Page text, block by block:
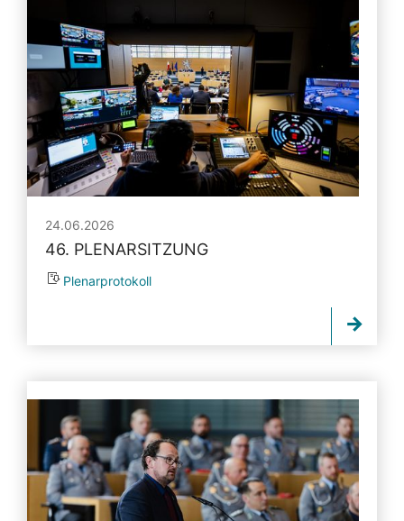
24.06.2026
46. PLENARSITZUNG
Plenarprotokoll